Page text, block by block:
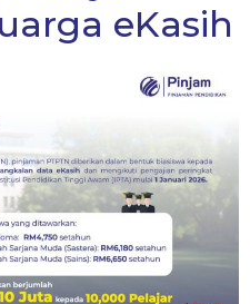
eKasih